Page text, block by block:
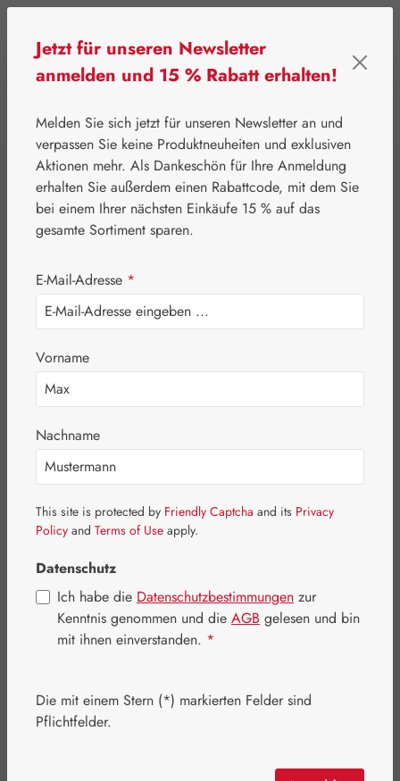
⌂ Leitner Lifecare
Blütenessenzen
Australian Bush Flowers Essences®
Space Clearing
Spray
Bildergalerie überspringen
Jetzt für unseren Newsletter
anmelden und 15 % Rabatt erhalten!
Melden Sie sich jetzt für unseren Newsletter an und
verpassen Sie keine Produktneuheiten und exklusiven
Aktionen mehr. Als Dankeschön für Ihre Anmeldung
erhalten Sie außerdem einen Rabattcode, mit dem Sie
bei einem Ihrer nächsten Einkäufe 15 % auf das
gesamte Sortiment sparen.
E-Mail-Adresse *
Vorname
Nachname
This site is protected by Friendly Captcha and its Privacy
Policy and Terms of Use apply.
Datenschutz
Ich habe die Datenschutzbestimmungen zur
Kenntnis genommen und die AGB gelesen und bin
mit ihnen einverstanden. *
Die mit einem Stern (*) markierten Felder sind
Pflichtfelder.